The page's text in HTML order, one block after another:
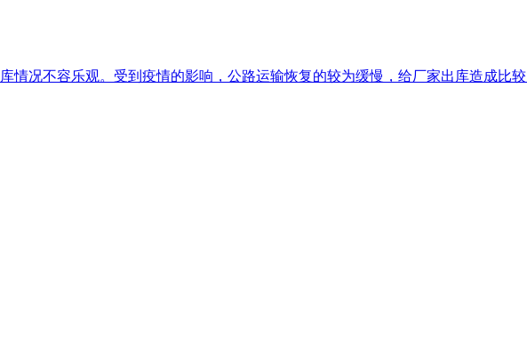
情况不容乐观。受到疫情的影响，公路运输恢复的较为缓慢，给厂家出库造成比